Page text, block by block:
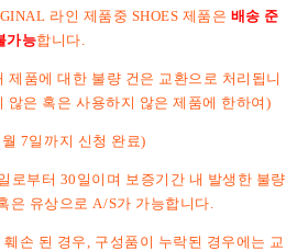
라인 제품중 SHOES 제품은 배송 준
가능합니다.
제품에 대한 불량 건은 교환으로 처리됩니
않은 혹은 사용하지 않은 제품에 한하여)
7일까지 신청 완료)
로부터 30일이며 보증기간 내 발생한 불량
은 유상으로 A/S가 가능합니다.
손 된 경우, 구성품이 누락된 경우에는 교